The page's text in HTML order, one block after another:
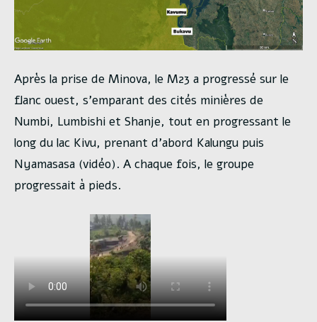
Après la prise de Minova, le M23 a progressé sur le
flanc ouest, s’emparant des cités minières de
Numbi, Lumbishi et Shanje, tout en progressant le
long du lac Kivu, prenant d’abord Kalungu puis
Nyamasasa (vidéo). A chaque fois, le groupe
progressait à pieds.